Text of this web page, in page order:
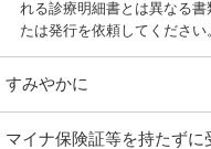
れる診療明細書とは異なる
たは発行を依頼してください
すみやかに
マイナ保険証等を持たず